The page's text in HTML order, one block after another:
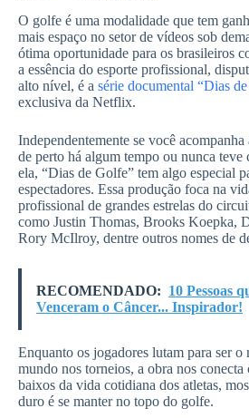
O golfe é uma modalidade que tem
mais espaço no setor de vídeos sob
ótima oportunidade para os brasileiros
a essência do esporte profissional,
alto nível, é a série documental “Dias
exclusiva da Netflix.
Independentemente se você
de perto há algum tempo ou nunca teve
ela, “Dias de Golfe” tem algo especial
espectadores. Essa produção foca na
profissional de grandes estrelas do
como Justin Thomas, Brooks Koepka,
Rory McIlroy, dentre outros nomes de
RECOMENDADO: 10 Pessoas
Venceram o Câncer... Inspirador!
Enquanto os jogadores lutam para ser o
mundo nos torneios, a obra nos conecta
baixos da vida cotidiana dos atletas,
duro é se manter no topo do golfe.